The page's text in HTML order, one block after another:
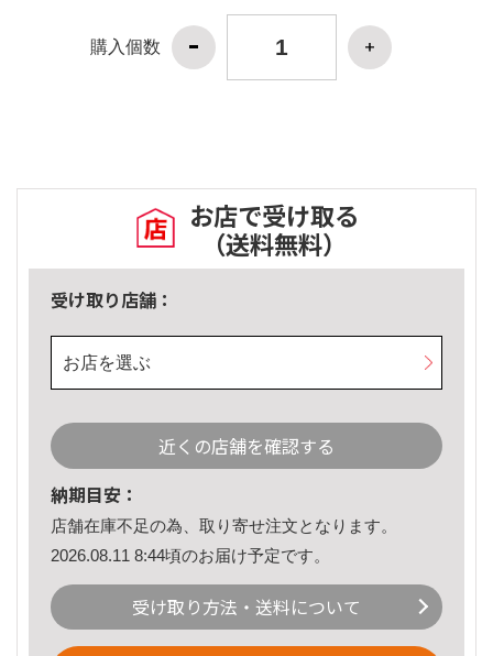
購入個数
お店で受け取る
（送料無料）
受け取り店舗：
お店を選ぶ
近くの店舗を確認する
納期目安：
店舗在庫不足の為、取り寄せ注文となります。
2026.08.11 8:44頃のお届け予定です。
受け取り方法・送料について